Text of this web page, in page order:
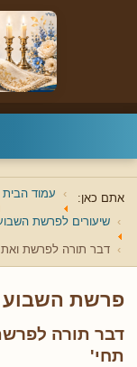
אתם כאן: עמוד הבית
שיעורים לפרשת
דבר תורה לפרשת
פרשת השבוע
דבר תורה
תחי'